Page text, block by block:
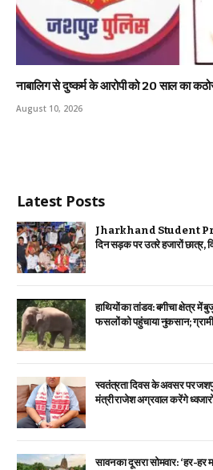
नाबालिग से दुष्कर्म के आरोपी को 20 साल का
August 10, 2026
Latest Posts
Jharkhand Student
दिन सड़क पर उतरे हजारों छात्र,
हाथियों का तांडव: बगीचा क्षेत्र
फसलों को पहुंचाया नुकसान;
स्वतंत्रता दिवस के अवसर पर
मंत्री राजेश अग्रवाल करेंगे
सावन का दूसरा सोमवार: ‘हर-